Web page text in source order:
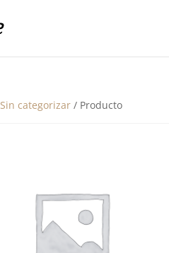
Sin categorizar / Producto